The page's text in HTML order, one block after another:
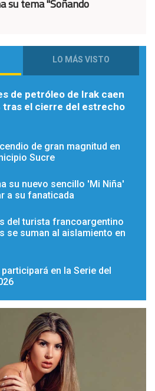
su tema "Soñando
LO MÁS VISTO
de petróleo de Irak caen
tras el cierre del estrecho
de gran magnitud en
Sucre
su nuevo sencillo 'Mi Niña'
a su fanaticada
del turista francoargentino
se suman al aislamiento en
en la Serie del